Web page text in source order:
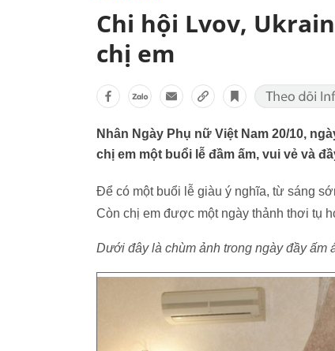
Chi hội Lvov,
chị em
Nhân Ngày Phụ nữ Việt Nam 20/10,
chị em một buổi lễ đầm ấm, vui vẻ và
Để có một buổi lễ giàu ý nghĩa, từ sáng
Còn chị em được một ngày thảnh thơi tụ
Dưới đây là chùm ảnh trong ngày đầy ấm